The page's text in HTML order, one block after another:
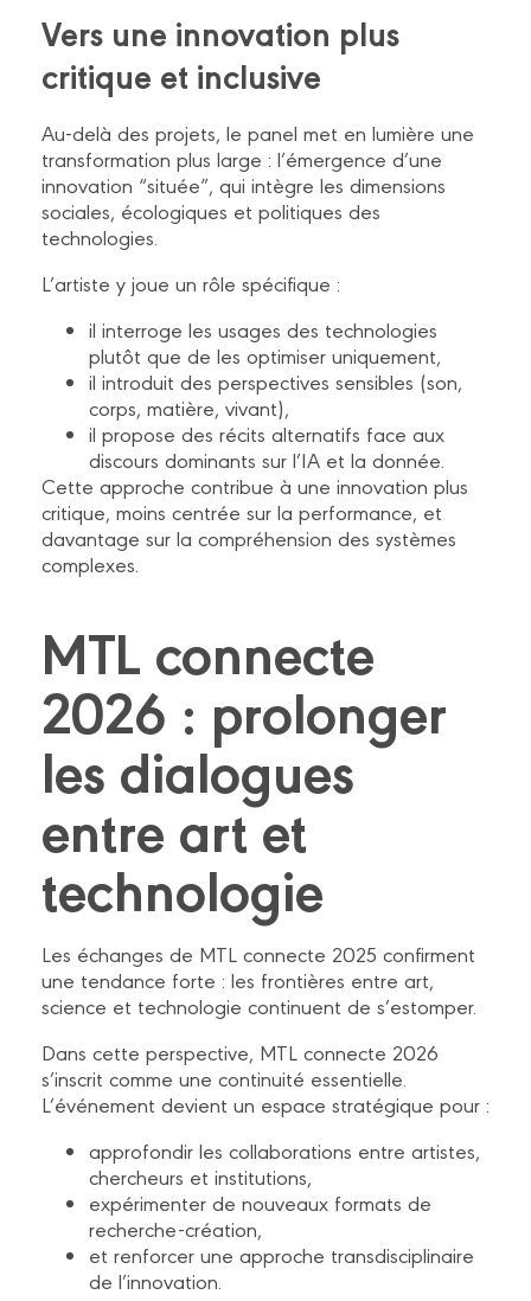
Vers une innovation plus
critique et inclusive
Au-delà des projets, le panel met en lumière une
transformation plus large : l’émergence d’une
innovation “située”, qui intègre les dimensions
sociales, écologiques et politiques des
technologies.
L’artiste y joue un rôle spécifique :
il interroge les usages des technologies
plutôt que de les optimiser uniquement,
il introduit des perspectives sensibles (son,
corps, matière, vivant),
il propose des récits alternatifs face aux
discours dominants sur l’IA et la donnée.
Cette approche contribue à une innovation plus
critique, moins centrée sur la performance, et
davantage sur la compréhension des systèmes
complexes.
MTL connecte
2026 : prolonger
les dialogues
entre art et
technologie
Les échanges de MTL connecte 2025 confirment
une tendance forte : les frontières entre art,
science et technologie continuent de s’estomper.
Dans cette perspective, MTL connecte 2026
s’inscrit comme une continuité essentielle.
L’événement devient un espace stratégique pour :
approfondir les collaborations entre artistes,
chercheurs et institutions,
expérimenter de nouveaux formats de
recherche-création,
et renforcer une approche transdisciplinaire
de l’innovation.